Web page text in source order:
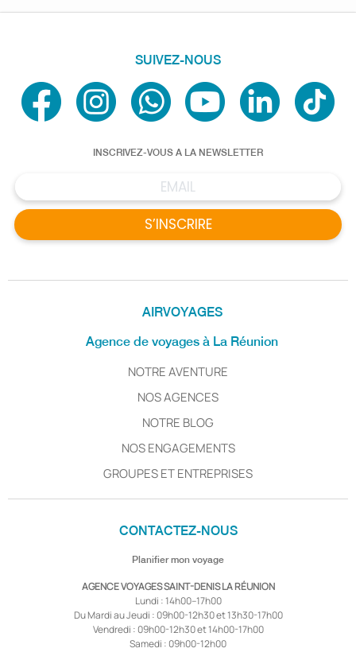
AIRVOYAGES
Agence de voyages à La Réunion
NOTRE AVENTURE
NOS AGENCES
NOTRE BLOG
NOS ENGAGEMENTS
GROUPES ET ENTREPRISES
SUIVEZ-NOUS
INSCRIVEZ-VOUS A LA NEWSLETTER
S’INSCRIRE
CONTACTEZ-NOUS
Planifier mon voyage
AGENCE VOYAGES SAINT-DENIS LA RÉUNION
Lundi : 14h00–17h00
Du Mardi au Jeudi : 09h00-12h30 et 13h30-17h00
Vendredi : 09h00-12h30 et 14h00-17h00
Samedi : 09h00-12h00